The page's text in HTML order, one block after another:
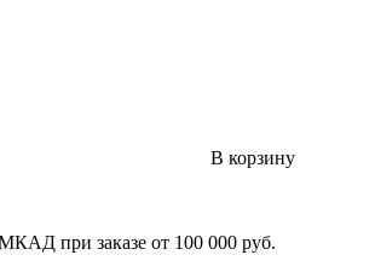
В корзину
при заказе от 100 000 руб.